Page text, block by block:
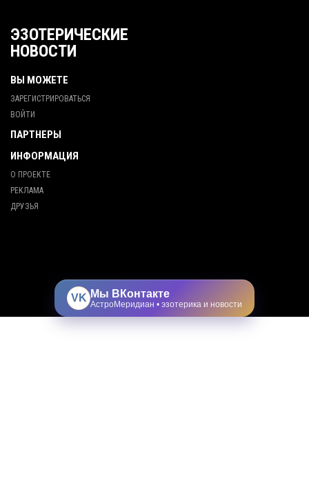
ЭЗОТЕРИЧЕСКИЕ
НОВОСТИ
ВЫ МОЖЕТЕ
ЗАРЕГИСТРИРОВАТЬСЯ
ВОЙТИ
ПАРТНЕРЫ
ИНФОРМАЦИЯ
О ПРОЕКТЕ
РЕКЛАМА
ДРУЗЬЯ
VK Мы ВКонтакте
АстроМеридиан • эзотерика и новости